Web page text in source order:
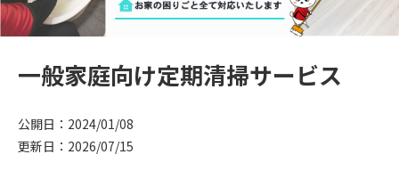
一般家庭向け定期清掃サービス
公開日：2024/01/08
更新日：2026/07/15